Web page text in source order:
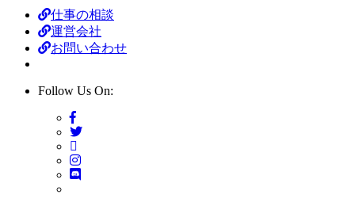
仕事の相談
運営会社
お問い合わせ
Follow Us On: